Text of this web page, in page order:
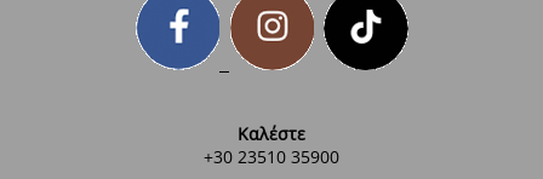
Καλέστε
+30 23510 35900